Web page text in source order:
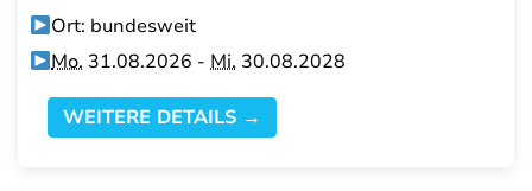
Ort: bundesweit
Mo. 31.08.2026 -Mi. 30.08.2028
WEITERE DETAILS →